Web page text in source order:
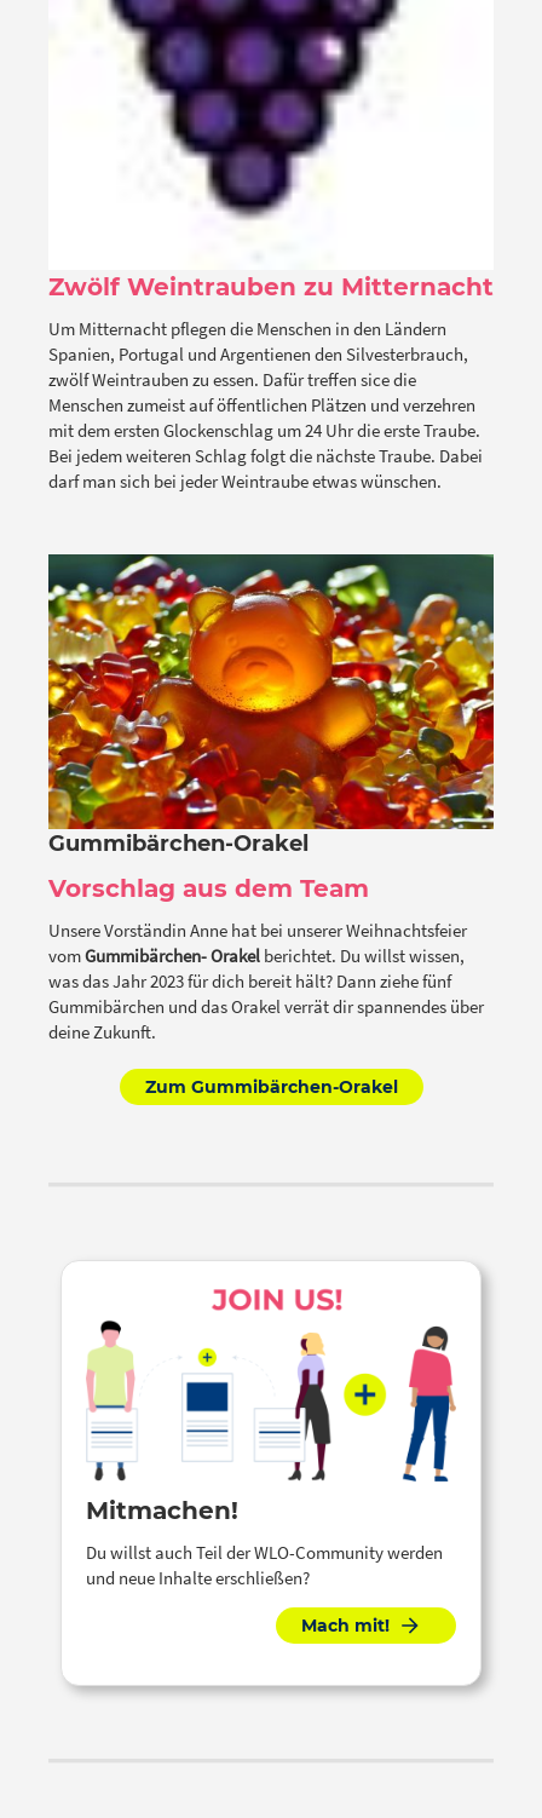
Zwölf Weintrauben zu Mitternacht
Um Mitternacht pflegen die Menschen in den Ländern
Spanien, Portugal und Argentienen den Silvesterbrauch,
zwölf Weintrauben zu essen. Dafür treffen sice die
Menschen zumeist auf öffentlichen Plätzen und verzehren
mit dem ersten Glockenschlag um 24 Uhr die erste Traube.
Bei jedem weiteren Schlag folgt die nächste Traube. Dabei
darf man sich bei jeder Weintraube etwas wünschen.
Gummibärchen-Orakel
Vorschlag aus dem Team
Unsere Vorständin Anne hat bei unserer Weihnachtsfeier
vomGummibärchen- Orakel berichtet. Du willst wissen,
was das Jahr 2023 für dich bereit hält? Dann ziehe fünf
Gummibärchen und das Orakel verrät dir spannendes über
deine Zukunft.
Zum Gummibärchen-Orakel
Mitmachen!
Du willst auch Teil der WLO-Community werden
und neue Inhalte erschließen?
Mach mit!